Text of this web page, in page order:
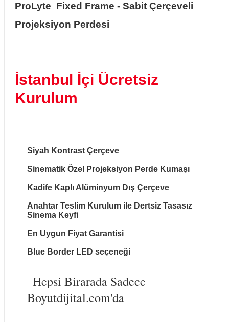
ProLyte Fixed Frame - Sabit Çerçeveli
Projeksiyon Perdesi
İstanbul İçi Ücretsiz
Kurulum
Siyah Kontrast Çerçeve
Sinematik Özel Projeksiyon Perde Kumaşı
Kadife Kaplı Alüminyum Dış Çerçeve
Anahtar Teslim Kurulum ile Dertsiz Tasasız
Sinema Keyfi
En Uygun Fiyat Garantisi
Blue Border LED seçeneği
Hepsi Birarada Sadece
Boyutdijital.com'da